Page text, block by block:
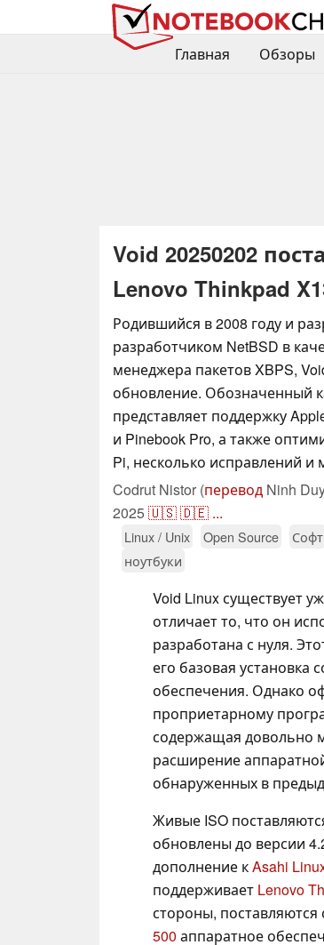
Главная
Обзоры
Void 20250202
Lenovo Thinkpad
Родившийся в 2008 году и
разработчиком NetBSD в
менеджера пакетов XBPS,
обновление. Обозначенный
представляет поддержку
и Pinebook Pro, а также
Pi, несколько исправлений и
Codrut Nistor (перевод Ninh
2025🇺🇸🇩🇪 ...
Linux / Unix Open Source Софт
ноутбуки
Void Linux существует
отличает то, что он
разработана с нуля.
его базовая установка
обеспечения. Однако
проприетарному
содержащая довольно
расширение
обнаруженных в
Живые ISO
обновлены до версии
дополнение кAsahi
поддерживает Lenovo
стороны,
500 аппаратное